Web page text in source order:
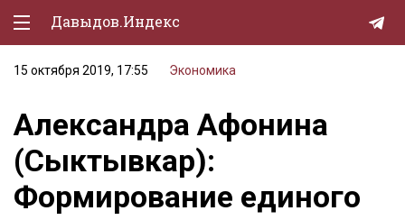
Давыдов.Индекс
Политическая жизнь
Экономика
Природа
Образование
15 октября 2019, 17:55 Экономика
Александра Афонина
(Сыктывкар):
Формирование единого